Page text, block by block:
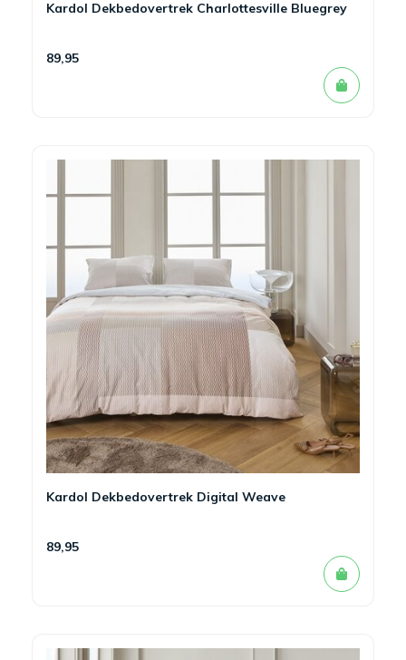
Kardol Dekbedovertrek Charlottesville Bluegrey
89,95
Kardol Dekbedovertrek Digital Weave
89,95